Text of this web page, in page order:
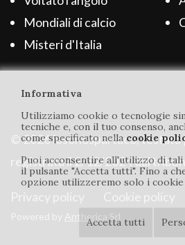
Mondiali di calcio
Misteri d'Italia
© 2026 iosonospartaco, testata
registrata il 2/12/2024 dal
Privacy policy Cookie policy
Powered by Antherica Srl
Informativa
Utilizziamo cookie o tecnologie
tecniche e, con il tuo consenso,
come specificato nellacookie
Puoi acconsentire all'utilizzo di
il pulsante "Accetta tutti". Fino a
opzione utilizzeremo solo i cookie
Accetta tutti